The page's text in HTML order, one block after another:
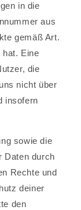
in die
aus
gemäß Art.
hat. Eine
die
nicht über
insofern
sowie die
Daten durch
Rechte und
deiner
den